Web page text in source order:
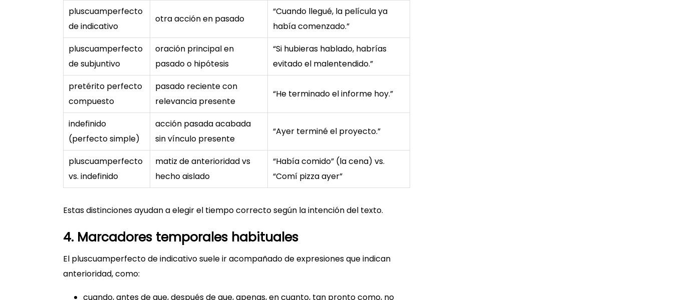
pluscuamperfecto
de indicativo
otra acción en pasado
“Cuando llegué, la película ya
había comenzado.”
pluscuamperfecto
de subjuntivo
oración principal en
pasado o hipótesis
“Si hubieras hablado, habrías
evitado el malentendido.”
pretérito perfecto
compuesto
pasado reciente con
relevancia presente
“He terminado el informe hoy.”
indefinido
(perfecto simple)
acción pasada acabada
sin vínculo presente
“Ayer terminé el proyecto.”
pluscuamperfecto
vs. indefinido
matiz de anterioridad vs
hecho aislado
“Había comido” (la cena) vs.
“Comí pizza ayer”
Estas distinciones ayudan a elegir el tiempo correcto según la intención del texto.
4. Marcadores temporales habituales
El pluscuamperfecto de indicativo suele ir acompañado de expresiones que indican
anterioridad, como:
cuando, antes de que, después de que, apenas, en cuanto, tan pronto como, no